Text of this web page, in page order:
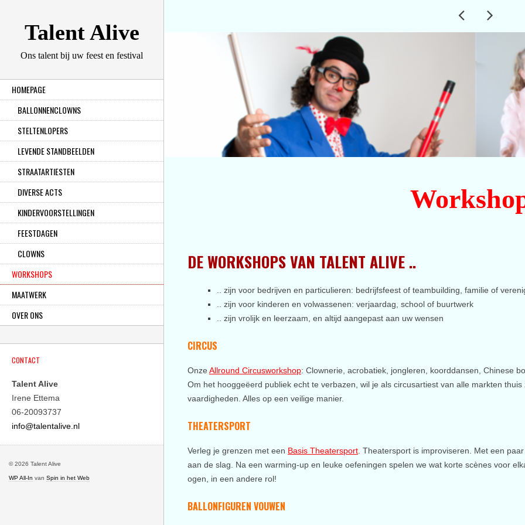
Talent Alive
Ons talent bij uw feest en festival
HOMEPAGE
BALLONNENCLOWNS
STELTENLOPERS
LEVENDE STANDBEELDEN
STRAATARTIESTEN
DIVERSE ACTS
KINDERVOORSTELLINGEN
FEESTDAGEN
CLOWNS
WORKSHOPS
MAATWERK
OVER ONS
CONTACT
Talent Alive
Irene Ettema
06-20093737
info@talentalive.nl
© 2026 Talent Alive
WP All-In van Spin in het Web
DE WORKSHOPS VAN TALENT ALIVE ..
.. zijn voor bedrijven en particulieren: bedrijfsfeest of teambuilding, familie of
.. zijn voor kinderen en volwassenen: verjaardag, school of buurtwerk
.. zijn vrolijk en leerzaam, en altijd aangepast aan uw wensen
CIRCUS
Onze Allround Circusworkshop: Clownerie, acrobatiek, jongleren, koorddansen, Chinese
Om het hooggeëerd publiek echt te verbazen, wil je als circusartiest van alle markten
vaardigheden. Alles op een veilige manier.
THEATERSPORT
Verleg je grenzen met een Basis Theatersport . Theatersport is improviseren. Met een
aan de slag. Na een warming-up en leuke oefeningen spelen we wat korte scènes voor
ogen, in een andere rol!
BALLONFIGUREN VOUWEN